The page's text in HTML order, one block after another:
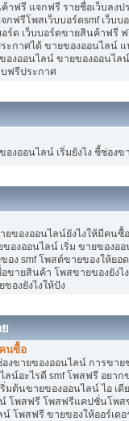
ฟรี แจกฟรี รายชื่อเว็บลงป
กฟรีโพสเว็บบอร์ดsmf เว็บ
ร์ด เว็บบอร์ดขายสินค้าฟรี
ะกาศได้ ขายของออนไลน์
งออนไลน์ ขายของออนไล
บฟรีประกาศ
งออนไลน์ เริ่มยังไง ชี้ช่อง
ของออนไลน์ยังไงให้มีคนซื้
องออนไลน์ เริ่ม ขายของอ
ง smf โพสต์ขายของให้ยอ
ขายสินค้า โพสขายของยังไ
องยังไงให้ปัง
นซื้อ
องขายของออนไลน์ การขา
ลน์อะไรดี smf โพสฟรี อยา
มต้นขายของออนไลน์ ไอ เ
โพสฟรี โพสฟรีแคปชั่นโพส
โพสฟรี ขายของให้ออร์เดอ